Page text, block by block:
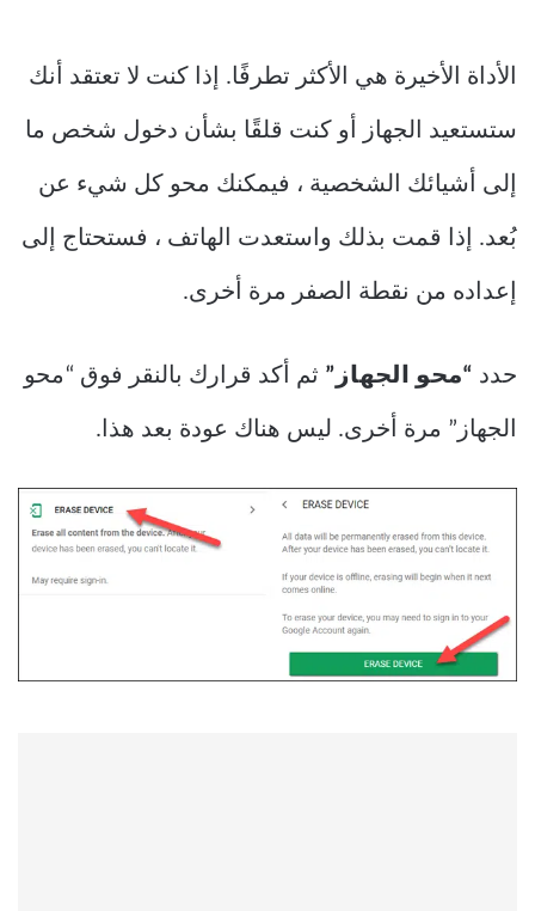
الأداة الأخيرة هي الأكثر تطرفًا. إذا كنت لا تعتقد أنك
ستستعيد الجهاز أو كنت قلقًا بشأن دخول شخص ما
إلى أشيائك الشخصية ، فيمكنك محو كل شيء عن
بُعد. إذا قمت بذلك واستعدت الهاتف ، فستحتاج إلى
إعداده من نقطة الصفر مرة أخرى.
حدد “محو الجهاز” ثم أكد قرارك بالنقر فوق “محو
الجهاز” مرة أخرى. ليس هناك عودة بعد هذا.